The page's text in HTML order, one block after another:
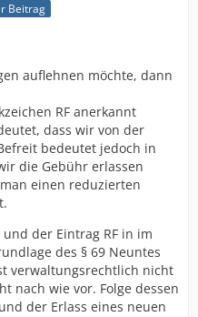
Beitrag
auflehnen möchte, dann
RF anerkannt
dass wir von der
bedeutet jedoch in
die Gebühr erlassen
einen reduzierten
der Eintrag RF in im
des § 69 Neuntes
verwaltungsrechtlich nicht
nach wie vor. Folge dessen
der Erlass eines neuen